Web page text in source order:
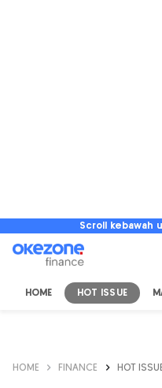
Scroll kebawah
HOME HOT ISSUE
HOME FINANCE HOT